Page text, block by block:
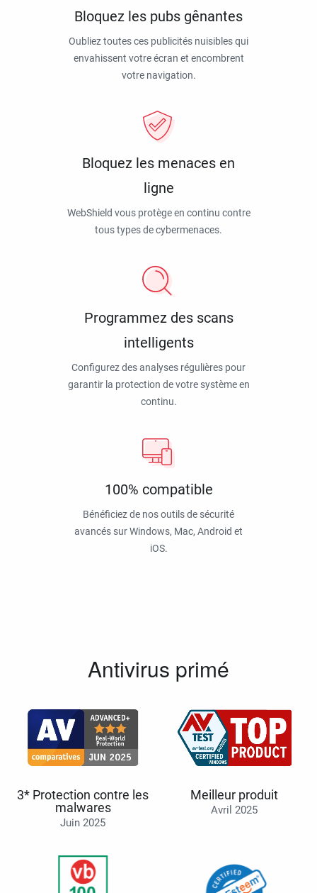
Bloquez les pubs gênantes
Oubliez toutes ces publicités nuisibles qui
envahissent votre écran et encombrent
votre navigation.
Bloquez les menaces en
ligne
WebShield vous protège en continu contre
tous types de cybermenaces.
Programmez des scans
intelligents
Configurez des analyses régulières pour
garantir la protection de votre système en
continu.
100% compatible
Bénéficiez de nos outils de sécurité
avancés sur Windows, Mac, Android et
iOS.
Antivirus primé
3* Protection contre les
malwares
Juin 2025
Meilleur produit
Avril 2025